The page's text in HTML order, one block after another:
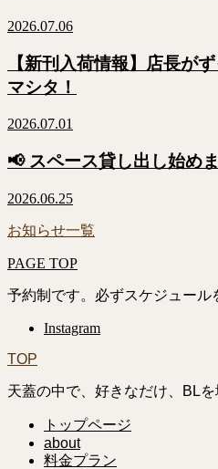
2026.07.06
【新刊入荷情報】店長が
マシタ！
2026.07.01
📢 スペース貸し出し始め
2026.06.25
お知らせ一覧
PAGE TOP
予約制です。必ずスケジュール
Instagram
TOP
天蓋の中で、好きなだけ、BL
トップページ
about
料金プラン